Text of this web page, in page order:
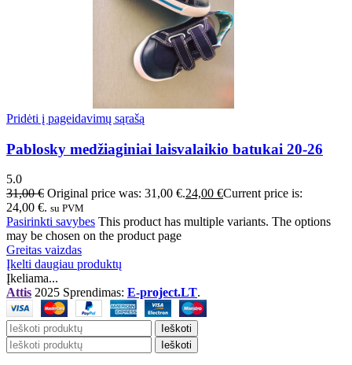
Pridėti į pageidavimų sąrašą
Pablosky medžiaginiai laisvalaikio batukai 20-26
5.0
31,00€ Original price was: 31,00 €.24,00 €Current price is:
24,00 €. su PVM
Pasirinkti savybes This product has multiple variants. The options
may be chosen on the product page
Greitas vaizdas
Įkelti daugiau produktų
Įkeliama...
Attis 2025 Sprendimas: E-project.LT.
Ieškoti
Ieškoti